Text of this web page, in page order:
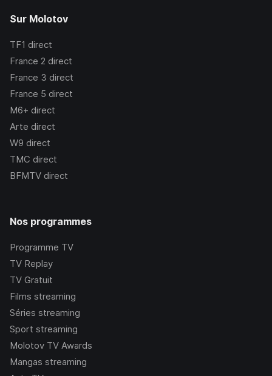
Sur Molotov
TF1 direct
France 2 direct
France 3 direct
France 5 direct
M6+ direct
Arte direct
W9 direct
TMC direct
BFMTV direct
Nos programmes
Programme TV
TV Replay
TV Gratuit
Films streaming
Séries streaming
Sport streaming
Molotov TV Awards
Mangas streaming